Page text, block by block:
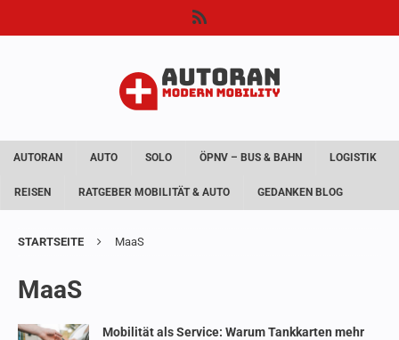
AUTORAN AUTO SOLO ÖPNV – BUS & BAHN LOGISTIK
REISEN RATGEBER MOBILITÄT & AUTO GEDANKEN BLOG
STARTSEITE MaaS
MaaS
Mobilität als Service: Warum Tankkarten mehr